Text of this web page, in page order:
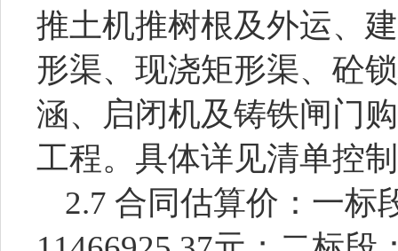
推土机推树根及外运、
形渠、现浇矩形渠、砼
涵、启闭机及铸铁闸门
工程。 具体详见清单控
2.7 合同估算价： 一标